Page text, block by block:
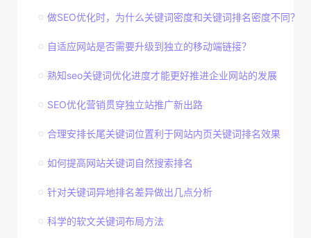
做SEO优化时，为什么关键词密度和关键词排名密度不同？
自适应网站是否需要升级到独立的移动端链接？
熟知seo关键词优化进度才能更好推进企业网站的发展
SEO优化营销贯穿独立站推广新出路
合理安排长尾关键词位置利于网站内页关键词排名效果
如何提高网站关键词自然搜索排名
针对关键词异地排名差异做出几点分析
科学的软文关键词布局方法